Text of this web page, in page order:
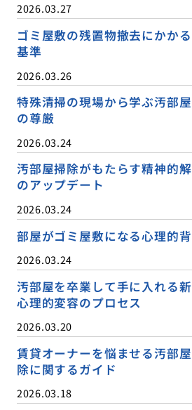
2026.03.27
ゴミ屋敷の残置物撤去にかか
基準
2026.03.26
特殊清掃の現場から学ぶ汚部
の尊厳
2026.03.24
汚部屋掃除がもたらす精神的
のアップデート
2026.03.24
部屋がゴミ屋敷になる心理的
2026.03.24
汚部屋を卒業して手に入れる
心理的変容のプロセス
2026.03.20
賃貸オーナーを悩ませる汚部
除に関するガイド
2026.03.18